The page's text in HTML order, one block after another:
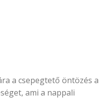
a csepegtető öntözés a
ami a nappali